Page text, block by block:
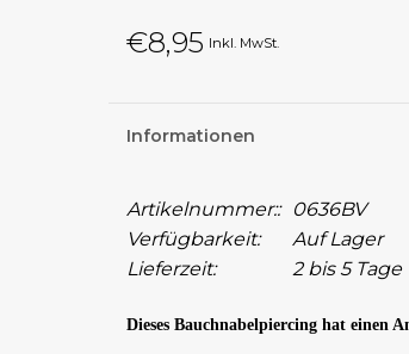
€8,95 Inkl. MwSt.
Informationen
Artikelnummer::
0636BV
Verfügbarkeit:
Auf Lager
Lieferzeit:
2 bis 5 Tage
Dieses Bauchnabelpiercing hat einen